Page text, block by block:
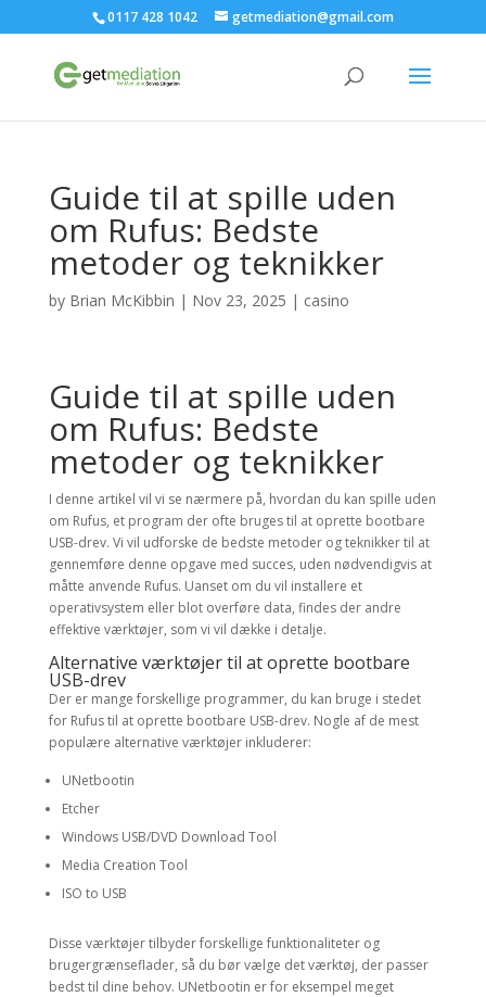
0117 428 1042 getmediation@gmail.com
Guide til at spille uden
om Rufus: Bedste
metoder og teknikker
by Brian McKibbin | Nov 23, 2025 | casino
Guide til at spille uden
om Rufus: Bedste
metoder og teknikker
I denne artikel vil vi se nærmere på, hvordan du kan spille uden
om Rufus, et program der ofte bruges til at oprette bootbare
USB-drev. Vi vil udforske de bedste metoder og teknikker til at
gennemføre denne opgave med succes, uden nødvendigvis at
måtte anvende Rufus. Uanset om du vil installere et
operativsystem eller blot overføre data, findes der andre
effektive værktøjer, som vi vil dække i detalje.
Alternative værktøjer til at oprette bootbare
USB-drev
Der er mange forskellige programmer, du kan bruge i stedet
for Rufus til at oprette bootbare USB-drev. Nogle af de mest
populære alternative værktøjer inkluderer:
UNetbootin
Etcher
Windows USB/DVD Download Tool
Media Creation Tool
ISO to USB
Disse værktøjer tilbyder forskellige funktionaliteter og
brugergrænseflader, så du bør vælge det værktøj, der passer
bedst til dine behov. UNetbootin er for eksempel meget